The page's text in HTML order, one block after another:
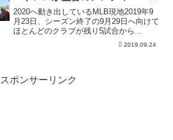
リーンを解雇
2020へ動き出しているMLB現地2019年9
月23日、シーズン終了の9月29日へ向けて
ほとんどのクラブが残り5試合から...
2019.09.24
スポンサーリンク